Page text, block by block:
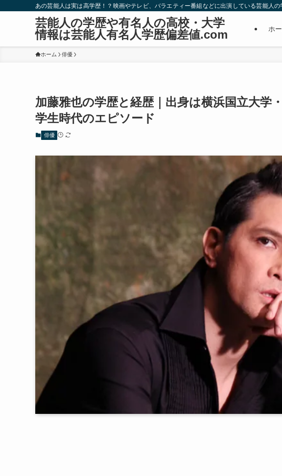
あの芸能人は実は高学歴！？映画やテレビ、バラエティー番組などに出演している芸能人
芸能人の学歴や有名人の高校・大学
情報は芸能人有名人学歴偏差値.com
ホ
ホーム 俳優
加藤雅也の学歴と経歴｜出身は横浜国立大学
学生時代のエピソード
俳優